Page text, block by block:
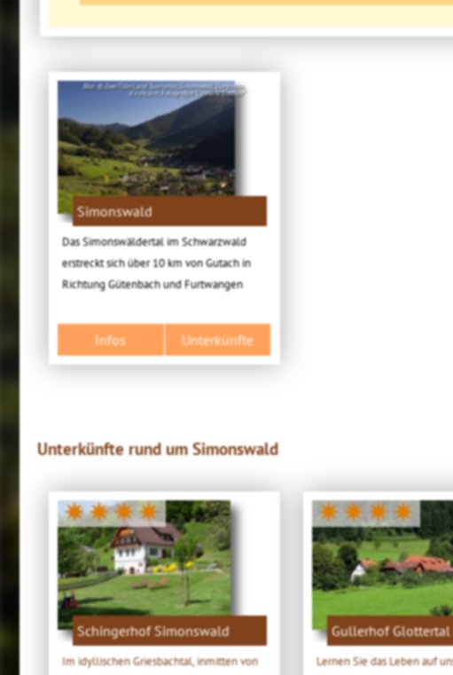
Bild: © ZweiTälerLand Tourismus,Simonswald, Dorfmitte,
Kirchturm, Fotografen "Clemens Emmler"
Simonswald
Das Simonswäldertal im Schwarzwald
erstreckt sich über 10 km von Gutach in
Richtung Gütenbach und Furtwangen
Infos Unterkünfte
Unterkünfte rund um Simonswald
✷✷✷✷
Schingerhof Simonswald
Im idyllischen Griesbachtal, inmitten von
✷✷✷✷
Gullerhof Glottertal
Lernen Sie das Leben auf